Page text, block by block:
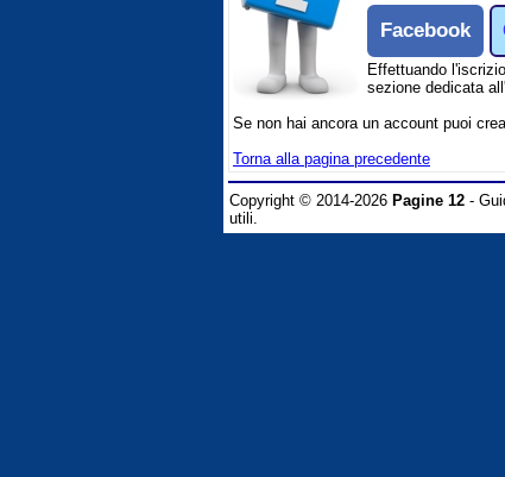
Facebook
Effettuando
sezione dedicata
Se non hai ancora un account puoi
Torna alla pagina precedente
Copyright © 2014-2026 Pagine 12 -
utili.